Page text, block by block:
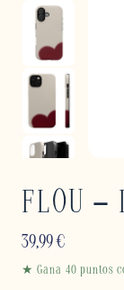
FLOU –
39,99€
★ Gana 40 puntos